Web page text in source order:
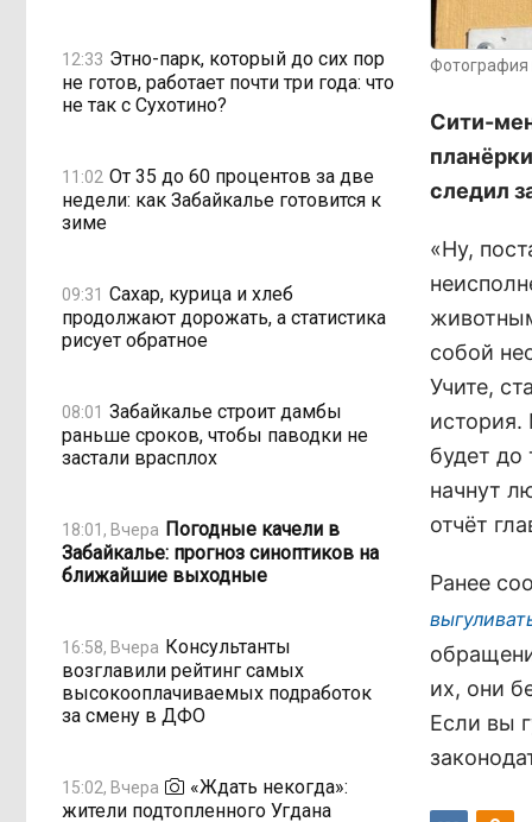
12:33 Этно-парк, который до сих пор
не готов, работает почти три года: что
не так с Сухотино?
11:02 От 35 до 60 процентов за две
недели: как Забайкалье готовится к
зиме
09:31 Сахар, курица и хлеб
продолжают дорожать, а статистика
рисует обратное
08:01 Забайкалье строит дамбы
раньше сроков, чтобы паводки не
застали врасплох
18:01, Вчера Погодные качели в
Забайкалье: прогноз синоптиков на
ближайшие выходные
16:58, Вчера Консультанты
возглавили рейтинг самых
высокооплачиваемых подработок
за смену в ДФО
15:02, Вчера
«Ждать некогда»:
жители подтопленного Угдана
Фотография
Сити-
следил
«Ну,
собой
Учите,
история.
будет до
начнут
отчёт
Ранее
их, они
Если вы